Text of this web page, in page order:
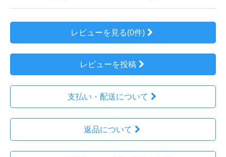
レビューを見る(0件)
レビューを投稿
支払い・配送について
返品について